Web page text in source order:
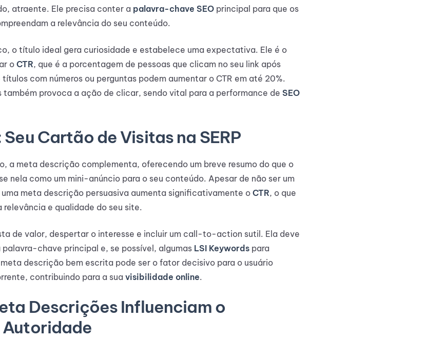
atraente. Ele precisa conter a palavra-chave SEO principal para que os
a relevância do seu conteúdo.
o título ideal gera curiosidade e estabelece uma expectativa. Ele é o
o CTR, que é a porcentagem de pessoas que clicam no seu link após
com números ou perguntas podem aumentar o CTR em até 20%.
também provoca a ação de clicar, sendo vital para a performance de SEO
Cartão de Visitas na SERP
a meta descrição complementa, oferecendo um breve resumo do que o
nela como um mini-anúncio para o seu conteúdo. Apesar de não ser um
uma meta descrição persuasiva aumenta significativamente o CTR, o que
e qualidade do seu site.
de valor, despertar o interesse e incluir um call-to-action sutil. Ela deve
chave principal e, se possível, algumas LSI Keywords para
descrição bem escrita pode ser o fator decisivo para o usuário
contribuindo para a sua visibilidade online.
Descrições Influenciam o
Autoridade